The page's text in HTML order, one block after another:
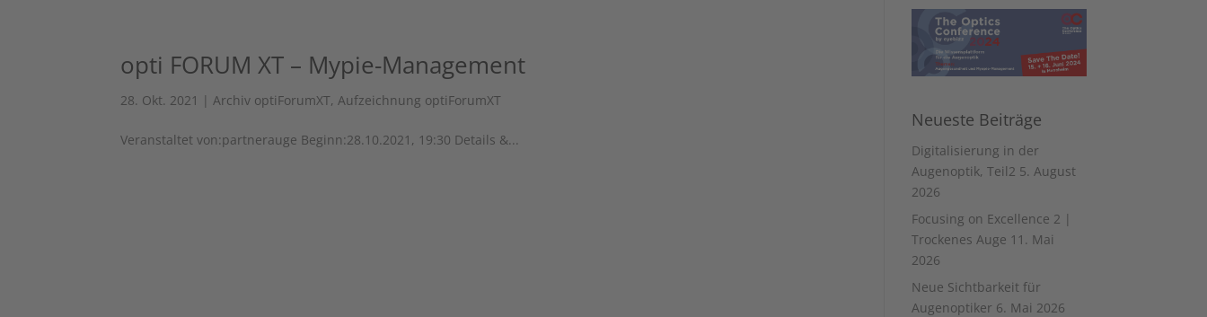
opti FORUM XT – Mypie-Management
28. Okt. 2021 |Archiv optiForumXT,Aufzeichnung optiForumXT
Veranstaltet von:partnerauge Beginn:28.10.2021, 19:30 Details &...
Neueste Beiträge
Digitalisierung in der
Augenoptik, Teil2 5. August
2026
Focusing on Excellence 2 |
Trockenes Auge 11. Mai
2026
Neue Sichtbarkeit für
Augenoptiker 6. Mai 2026